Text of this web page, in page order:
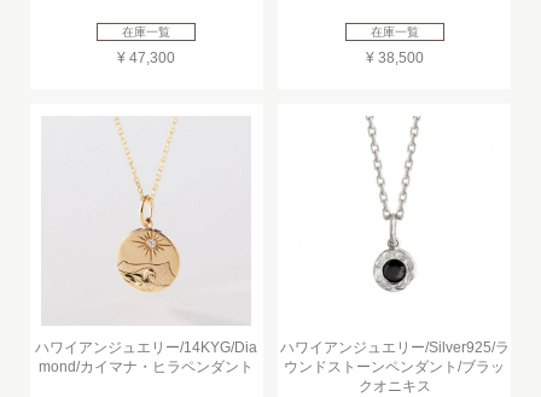
在庫一覧
¥ 47,300
在庫一覧
¥ 38,500
ハワイアンジュエリー/14KYG/Dia
mond/カイマナ・ヒラペンダント
ハワイアンジュエリー/Silver925/ラ
ウンドストーンペンダント/ブラッ
クオニキス